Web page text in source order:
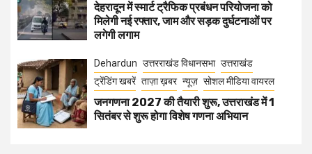
देहरादून में स्मार्ट ट्रैफिक प्रबंधन परियोजना को
मिलेगी नई रफ्तार, जाम और सड़क दुर्घटनाओं पर
लगेगी लगाम
Dehardun उत्तरराखंड विधानसभा उत्तराखंड
ट्रेंडिंग खबरें ताज़ा ख़बर न्यूज़ सोशल मीडिया वायरल
जनगणना 2027 की तैयारी शुरू, उत्तराखंड में 1
सितंबर से शुरू होगा विशेष गणना अभियान